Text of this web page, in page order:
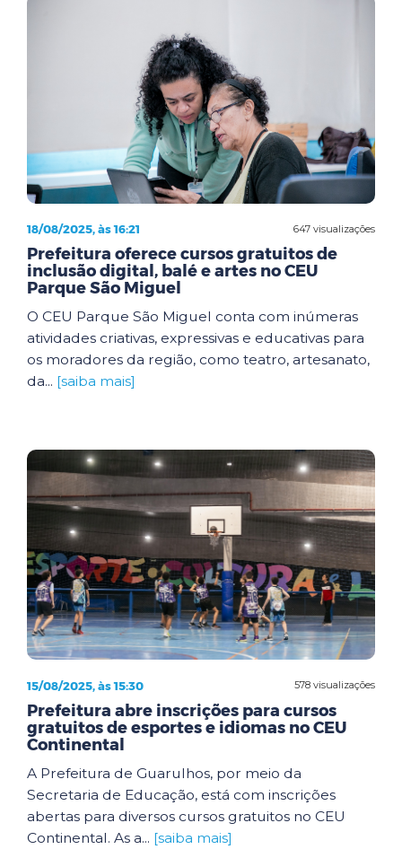
647 visualizações
18/08/2025, às 16:21
Prefeitura oferece cursos gratuitos de
inclusão digital, balé e artes no CEU
Parque São Miguel
O CEU Parque São Miguel conta com inúmeras
atividades criativas, expressivas e educativas para
os moradores da região, como teatro, artesanato,
da... [saiba mais]
578 visualizações
15/08/2025, às 15:30
Prefeitura abre inscrições para cursos
gratuitos de esportes e idiomas no CEU
Continental
A Prefeitura de Guarulhos, por meio da
Secretaria de Educação, está com inscrições
abertas para diversos cursos gratuitos no CEU
Continental. As a... [saiba mais]